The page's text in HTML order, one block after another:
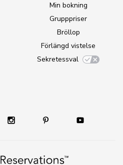
Min bokning
Grupppriser
Bröllop
Förlängd vistelse
Sekretessval